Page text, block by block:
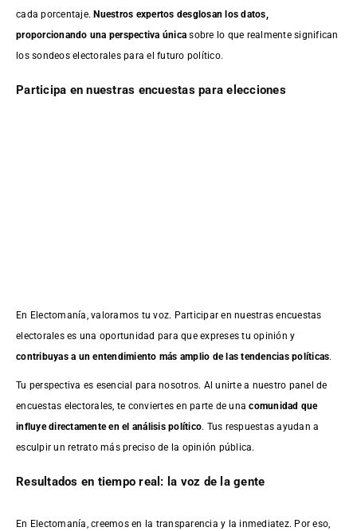
cada porcentaje.Nuestros expertos desglosan los datos,
proporcionando una perspectiva única sobre lo que realmente significan
los sondeos electorales para el futuro político.
Participa en nuestras encuestas para elecciones
En Electomanía, valoramos tu voz. Participar en nuestras encuestas
electorales es una oportunidad para que expreses tu opinión y
contribuyas a un entendimiento más amplio de las tendencias políticas.
Tu perspectiva es esencial para nosotros. Al unirte a nuestro panel de
encuestas electorales, te conviertes en parte de unacomunidad que
influye directamente en el análisis político. Tus respuestas ayudan a
esculpir un retrato más preciso de la opinión pública.
Resultados en tiempo real: la voz de la gente
En Electomanía, creemos en la transparencia y la inmediatez. Por eso,